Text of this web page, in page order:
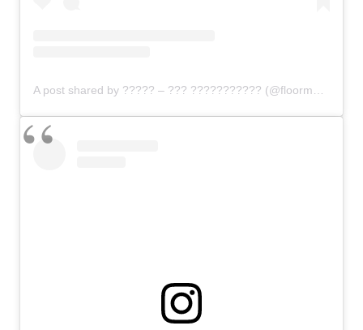
A post shared by ????? – ??? ??????????? (@floormasselink)